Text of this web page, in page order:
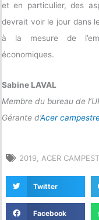
et en particulier, des
devrait voir le jour dans
à la mesure de
économiques.
Sabine LAVAL
Membre du bureau de
Gérante d’Acer
2019 ACER
Twitter
Facebook